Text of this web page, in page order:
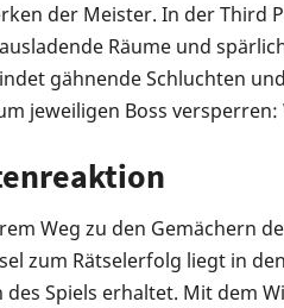
der Meister. In der Third
Räume und
gähnende Schluchten
jeweiligen Boss
Weg zu den Gemächern
zum Rätselerfolg liegt in
des Spiels erhaltet. Mit dem